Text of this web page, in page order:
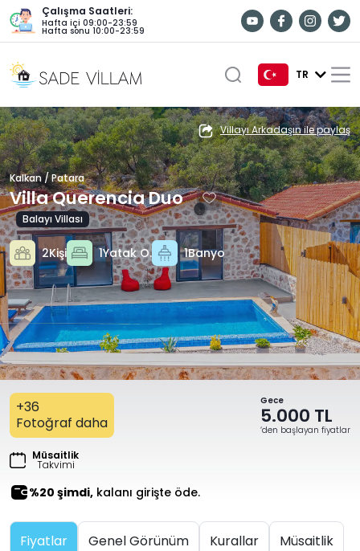
Çalışma Saatleri:
Hafta içi 09:00-23:59
Hafta sonu 10:00-23:59
TR
TR
EN
DE
RU
Villayı Arkadaşın ile paylaş
Kalkan / Patara
Villa Querencia Duo
Balayı Villası
2Kişi 1Yatak O. 1Banyo
+36
Fotoğraf daha
Gece
5.000 TL
‘den başlayan fiyatlar
Müsaitlik
Takvimi
%20 şimdi, kalanı girişte öde.
Fiyatlar Genel Görünüm Kurallar Müsaitlik